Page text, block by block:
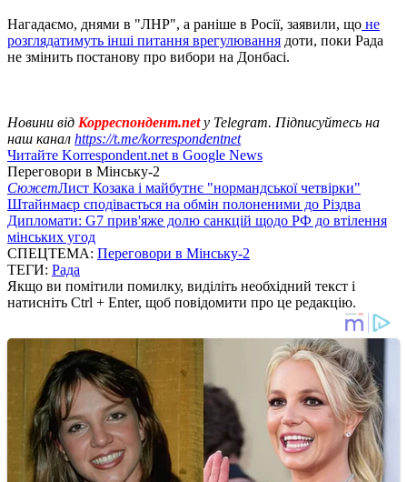
Нагадаємо, днями в "ЛНР", а раніше в Росії, заявили, що не
розглядатимуть інші питання врегулювання доти, поки Рада
не змінить постанову про вибори на Донбасі.
Новини від Корреспондент.netу Telegram. Підписуйтесь на
наш канал https://t.me/korrespondentnet
Читайте Korrespondent.net в Google News
Переговори в Мінську-2
СюжетЛист Козака і майбутнє "нормандської четвірки"
Штайнмаєр сподівається на обмін полоненими до Різдва
Дипломати: G7 прив'яже долю санкцій щодо РФ до втілення
мінських угод
СПЕЦТЕМА: Переговори в Мінську-2
ТЕГИ: Рада
Якщо ви помітили помилку, виділіть необхідний текст і
натисніть Ctrl + Enter, щоб повідомити про це редакцію.